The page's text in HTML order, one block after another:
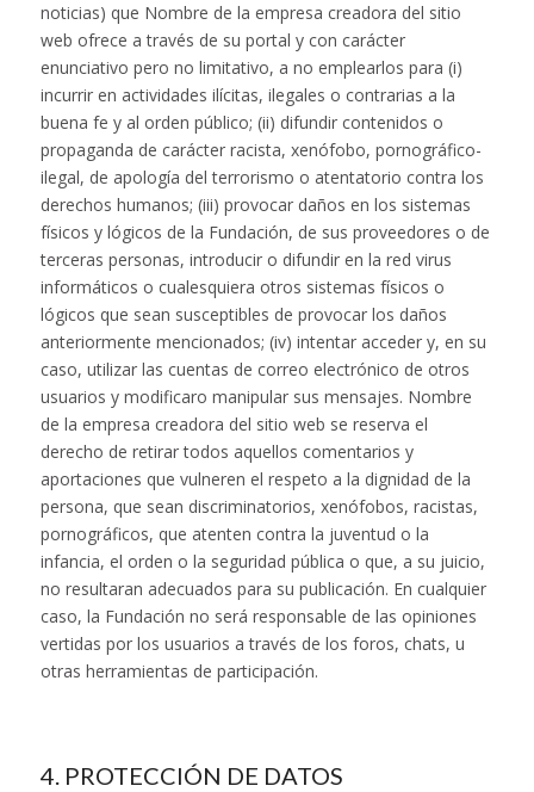
noticias) que Nombre de la empresa creadora del sitio
web ofrece a través de su portal y con carácter
enunciativo pero no limitativo, a no emplearlos para (i)
incurrir en actividades ilícitas, ilegales o contrarias a la
buena fe y al orden público; (ii) difundir contenidos o
propaganda de carácter racista, xenófobo, pornográfico-
ilegal, de apología del terrorismo o atentatorio contra los
derechos humanos; (iii) provocar daños en los sistemas
físicos y lógicos de la Fundación, de sus proveedores o de
terceras personas, introducir o difundir en la red virus
informáticos o cualesquiera otros sistemas físicos o
lógicos que sean susceptibles de provocar los daños
anteriormente mencionados; (iv) intentar acceder y, en su
caso, utilizar las cuentas de correo electrónico de otros
usuarios y modificaro manipular sus mensajes. Nombre
de la empresa creadora del sitio web se reserva el
derecho de retirar todos aquellos comentarios y
aportaciones que vulneren el respeto a la dignidad de la
persona, que sean discriminatorios, xenófobos, racistas,
pornográficos, que atenten contra la juventud o la
infancia, el orden o la seguridad pública o que, a su juicio,
no resultaran adecuados para su publicación. En cualquier
caso, la Fundación no será responsable de las opiniones
vertidas por los usuarios a través de los foros, chats, u
otras herramientas de participación.
4. PROTECCIÓN DE DATOS